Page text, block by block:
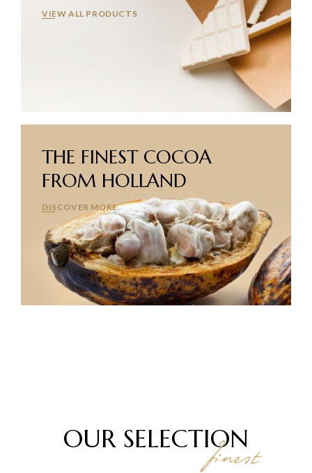
VIEW ALL PRODUCTS
THE FINEST COCOA
FROM HOLLAND
DISCOVER MORE
OUR SELECTION
finest